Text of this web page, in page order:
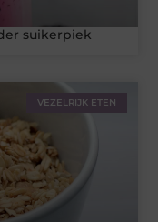
suikerpiek
VEZELRIJK ETEN